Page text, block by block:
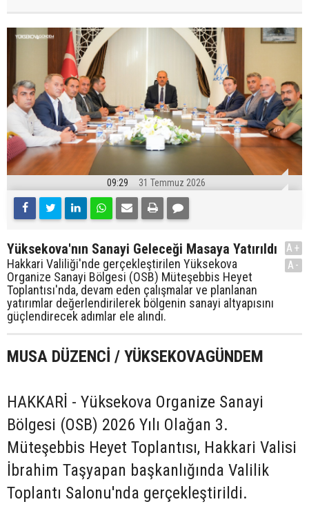
09:29 31 Temmuz 2026
Yüksekova'nın Sanayi Geleceği Masaya Yatırıldı
Hakkari Valiliği'nde gerçekleştirilen Yüksekova
Organize Sanayi Bölgesi (OSB) Müteşebbis Heyet
Toplantısı'nda, devam eden çalışmalar ve planlanan
yatırımlar değerlendirilerek bölgenin sanayi altyapısını
güçlendirecek adımlar ele alındı.
A+
A-
MUSA DÜZENCİ / YÜKSEKOVAGÜNDEM
HAKKARİ - Yüksekova Organize Sanayi
Bölgesi (OSB) 2026 Yılı Olağan 3.
Müteşebbis Heyet Toplantısı, Hakkari Valisi
İbrahim Taşyapan başkanlığında Valilik
Toplantı Salonu'nda gerçekleştirildi.